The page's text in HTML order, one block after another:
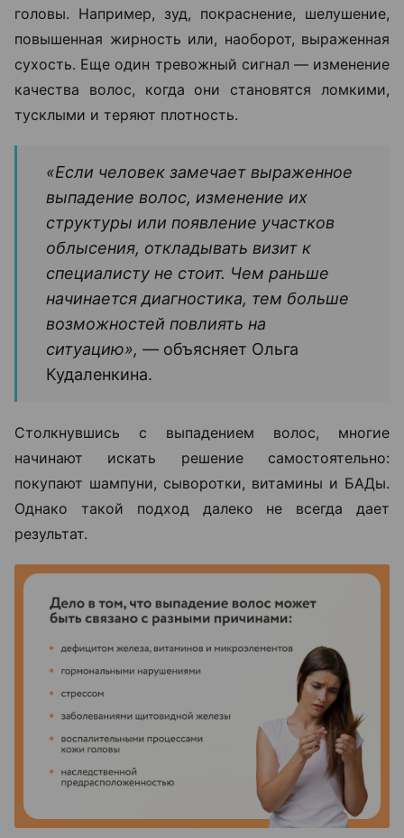
головы. Например, зуд, покраснение, шелушение,
повышенная жирность или, наоборот, выраженная
сухость. Еще один тревожный сигнал — изменение
качества волос, когда они становятся ломкими,
тусклыми и теряют плотность.
«Если человек замечает выраженное
выпадение волос, изменение их
структуры или появление участков
облысения, откладывать визит к
специалисту не стоит. Чем раньше
начинается диагностика, тем больше
возможностей повлиять на
ситуацию», — объясняет Ольга
Кудаленкина.
Столкнувшись с выпадением волос, многие
начинают искать решение самостоятельно:
покупают шампуни, сыворотки, витамины и БАДы.
Однако такой подход далеко не всегда дает
результат.